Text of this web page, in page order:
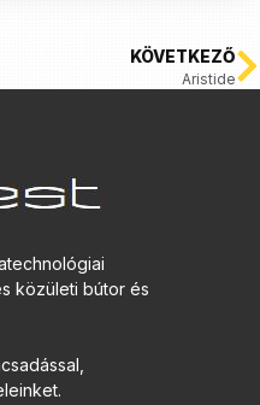
KÖVETKEZŐ
Aristide
közületi bútor és